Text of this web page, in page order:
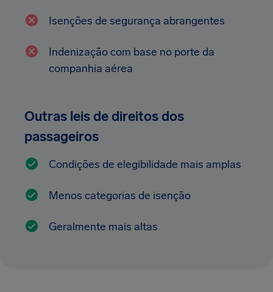
Isenções de segurança abrangentes
Indenização com base no porte da
companhia aérea
Outras leis de direitos dos
passageiros
Condições de elegibilidade mais amplas
Menos categorias de isenção
Geralmente mais altas